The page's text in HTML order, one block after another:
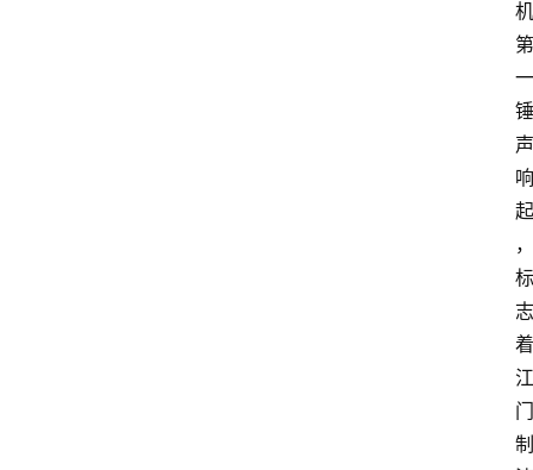
机
第
一
锤
声
响
起
，
标
志
着
江
门
制